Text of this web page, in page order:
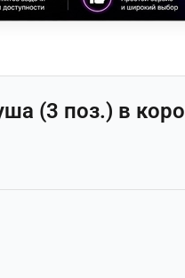
(3 поз.) в